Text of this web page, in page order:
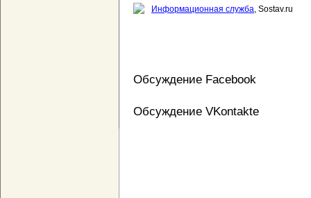
Информационная служба, Sostav.ru
Обсуждение Facebook
Обсуждение VKontakte